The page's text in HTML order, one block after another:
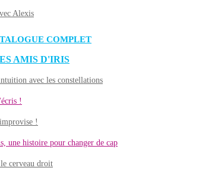
Alexis
COMPLET
AMIS D'IRIS
avec les constellations
!
!
une histoire pour changer de cap
cerveau droit